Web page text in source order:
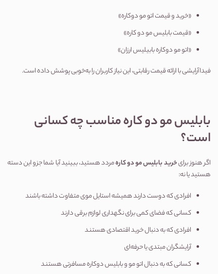
«خرید و قیمت اتو مو دوکاره»
«قیمت بابلیس مو دو کاره»
«اتو مو دوکاره بابیلیس ارزان»
فیداآرایشی با ارائه قیمت رقابتی، این نیاز کاربران را به‌خوبی پوشش داده است.
است؟
اگر هنوز برای خرید بابلیس مو دو کاره
هستید یا نه:
افرادی که دوست دارند همیشه استایل موی متفاوت داشته باشند
کسانی که فضای کمی برای نگهداری لوازم برقی دارند
افرادی که به دنبال خرید اقتصادی هستند
آرایشگران مبتدی یا حرفه‌ای
کسانی که به دنبال اتو مو و بابلیس دوکاره مسافرتی هستند